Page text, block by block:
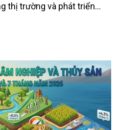
thị trường và phát triển
và cơ sở sản xuất đã
đầu tư công nghệ, xây